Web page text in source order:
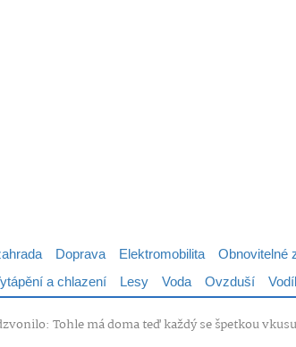
Doprava Elektromobilita Obnovitelné
a chlazení Lesy Voda Ovzduší
Tohle má doma teď každý se špetkou